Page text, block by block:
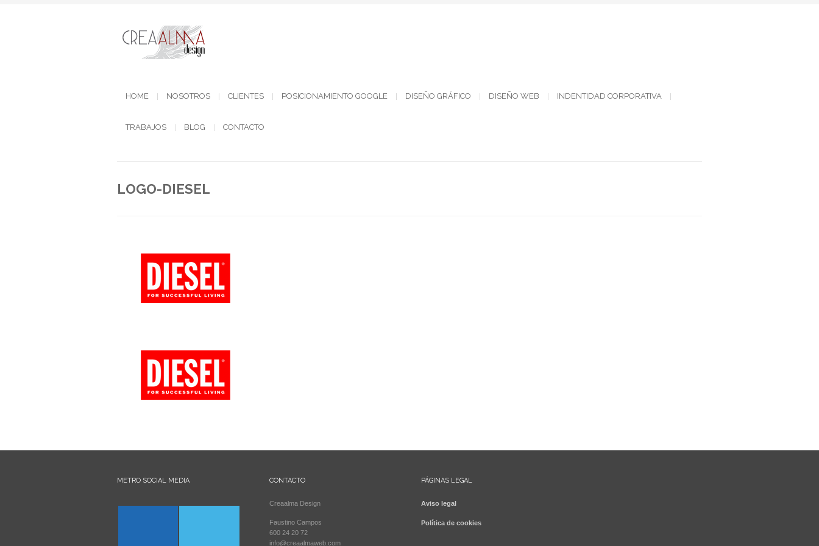
HOME NOSOTROS CLIENTES POSICIONAMIENTO GOOGLE DISEÑO GRÁFICO DISEÑO WEB INDENTIDAD CORPORATIVA
TRABAJOS BLOG CONTACTO
LOGO-DIESEL
METRO SOCIAL MEDIA CONTACTO
Creaalma Design
Faustino Campos
600 24 20 72
info@creaalmaweb.com
PÁGINAS LEGAL
Aviso legal
Política de cookies